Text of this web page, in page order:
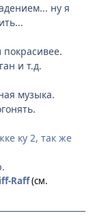
ну я
и т.д.
музыка.
ку 2, так же
Raff(см.